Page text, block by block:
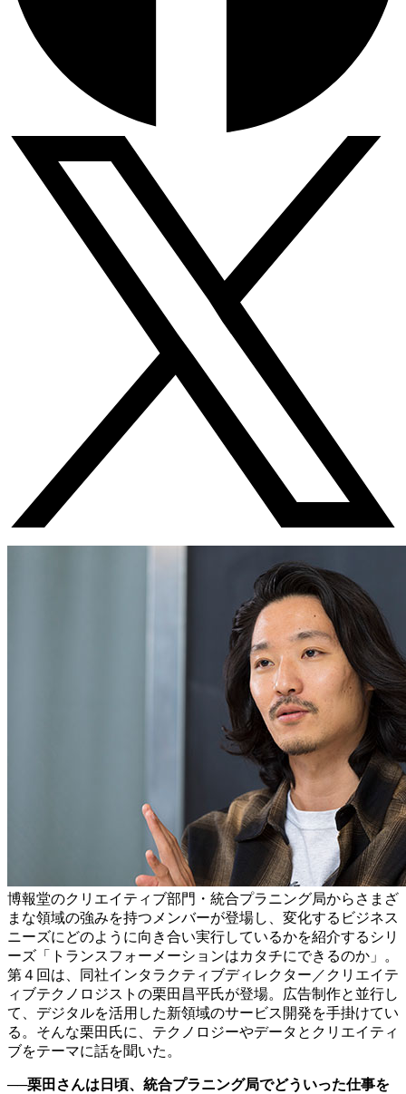
博報堂のクリエイティブ部門・統合プラニング局からさまざ
まな領域の強みを持つメンバーが登場し、変化するビジネス
ニーズにどのように向き合い実行しているかを紹介するシリ
ーズ「トランスフォーメーションはカタチにできるのか」。
第４回は、同社インタラクティブディレクター／クリエイテ
ィブテクノロジストの栗田昌平氏が登場。広告制作と並行し
て、デジタルを活用した新領域のサービス開発を手掛けてい
る。そんな栗田氏に、テクノロジーやデータとクリエイティ
ブをテーマに話を聞いた。
──栗田さんは日頃、統合プラニング局でどういった仕事を